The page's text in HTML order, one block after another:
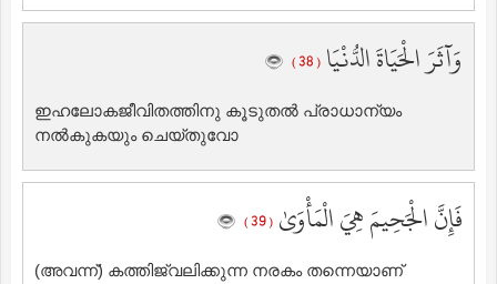
وَآثَرَ الْحَيَاةَ الدُّنْيَا ( 38 )
ഇഹലോകജീവിതത്തിനു കൂടുതല്‍ പ്രാധാന്യം
നല്‍കുകയും ചെയ്തുവോ
فَإِنَّ الْجَحِيمَ هِيَ الْمَأْوَىٰ ( 39 )
(അവന്ന്‌) കത്തിജ്വലിക്കുന്ന നരകം തന്നെയാണ്